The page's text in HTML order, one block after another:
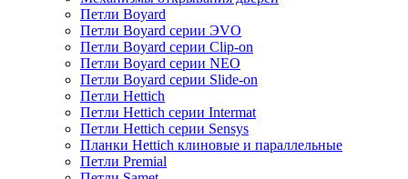
Петли Boyard
Петли Boyard серии ЭVO
Петли Boyard серии Clip-on
Петли Boyard серии NEO
Петли Boyard серии Slide-on
Петли Hettich
Петли Hettich серии Intermat
Петли Hettich серии Sensys
Планки Hettich клиновые и параллельные
Петли Premial